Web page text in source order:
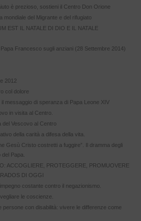
è prezioso, sostieni il Centro Don Orione
mondiale del Migrante e del rifugiato
EST IL NATALE DI DIO E IL NATALE
Papa Francesco sugli anziani (28 Settembre 2014)
2012
col dolore
messaggio di speranza di Papa Leone XIV
in visita al Centro.
del Vescovo al Centro
della carità a difesa della vita.
Gesù Cristo costretti a fuggire”. Il dramma degli
Papa.
ACCOGLIERE, PROTEGGERE, PROMUOVERE
DI OGGI
costante contro il negazionismo.
le coscienze.
persone con disabilità: vivere le differenze come